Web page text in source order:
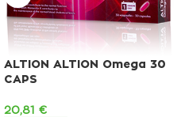
ALTION ALTION Omega 30
CAPS
20,81 €